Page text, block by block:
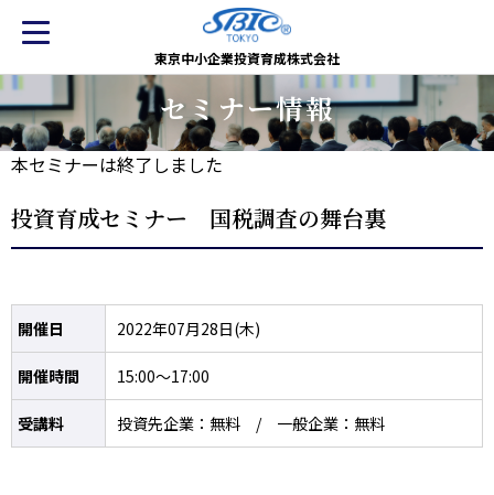
東京中小企業投資育成株式会社
セミナー情報
本セミナーは終了しました
投資育成セミナー 国税調査の舞台裏
開催日 2022年07月28日(木)
開催時間 15:00～17:00
受講料 投資先企業：無料 / 一般企業：無料